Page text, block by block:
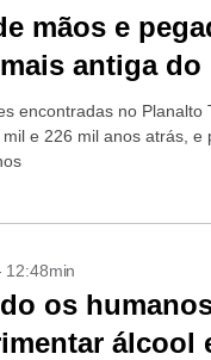
mãos e
antiga do
encontradas no Planalto
e 226 mil anos atrás, e
12:48min
os
álcool